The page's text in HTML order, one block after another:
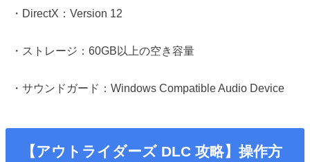
・DirectX：Version 12
・ストレージ：60GB以上の空き容量
・サウンドガード：Windows Compatible Audio Device
【アウトライダーズ DLC 攻略】操作方